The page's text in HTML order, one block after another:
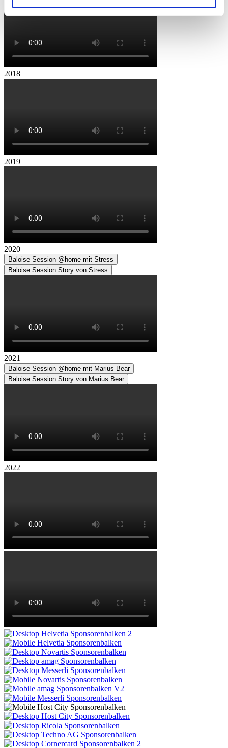
2018
2019
2020
Baloise Session @home mit Stress
Baloise Session Story von Stress
2021
Baloise Session @home mit Marius Bear
Baloise Session Story von Marius Bear
2022